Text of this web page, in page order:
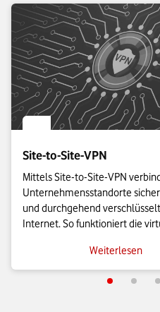
Site-to-Site-VPN
Mittels Site-to-Site-VPN
Unternehmensstandorte
und durchgehend
Internet. So funktioniert die
Sie selbst ein Site-to-Site-VPN
Weiterlesen